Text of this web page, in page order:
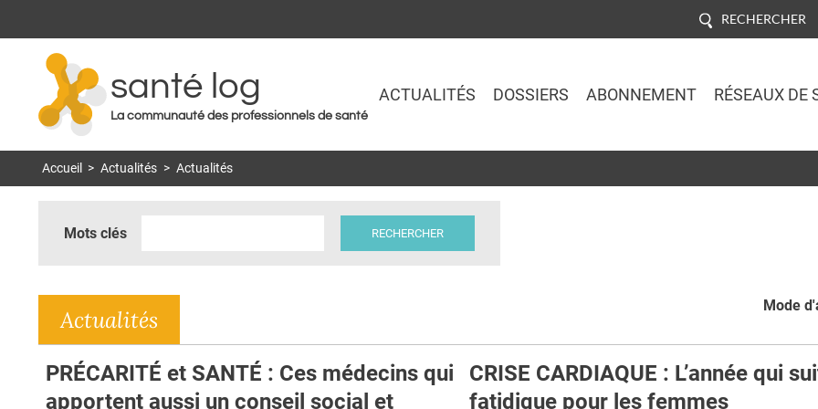
RECHERCHER
santé log
La communauté des professionnels de santé
ACTUALITÉS DOSSIERS ABONNEMENT RÉSEAUX DE
Accueil > Actualités > Actualités
Mots clés
Mode
Actualités
PRÉCARITÉ et SANTÉ : Ces médecins qui
apportent aussi un conseil social et
CRISE CARDIAQUE : L’année qui
fatidique pour les femmes